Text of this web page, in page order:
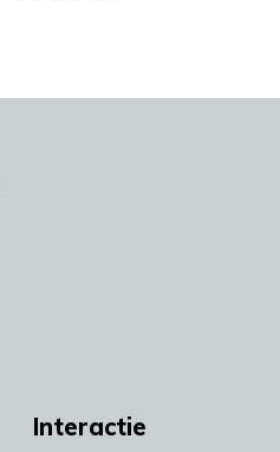
Interactie